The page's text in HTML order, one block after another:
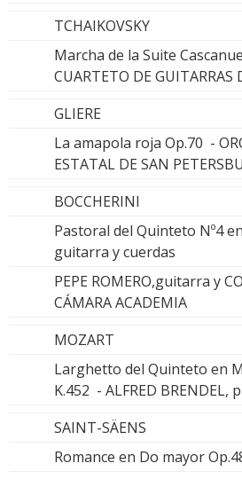
TCHAIKOVSKY
Marcha de la Suite
CUARTETO DE GUITARRAS
GLIERE
La amapola roja Op.70 -
ESTATAL DE SAN
BOCCHERINI
Pastoral del Quinteto Nº4
guitarra y cuerdas
PEPE ROMERO,guitarra y
CÁMARA ACADEMIA
MOZART
Larghetto del Quinteto en
K.452 - ALFRED BRENDEL,
SAINT-SÄENS
Romance en Do mayor